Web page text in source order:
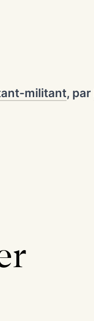
militant, par